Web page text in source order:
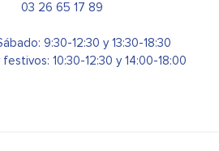
03 26 65 17 89
9:30-12:30 y 13:30-18:30
10:30-12:30 y 14:00-18:00